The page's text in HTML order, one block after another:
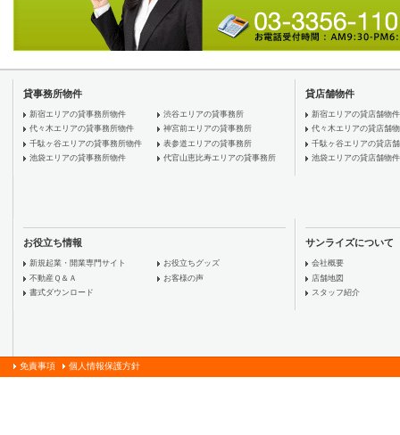
貸事務所物件
新宿エリアの貸事務所物件
代々木エリアの貸事務所物件
千駄ヶ谷エリアの貸事務所物件
池袋エリアの貸事務所物件
渋谷エリアの貸事務所
神宮前エリアの貸事務所
表参道エリアの貸事務所
代官山恵比寿エリアの貸事務所
貸店舗物件
新宿エリアの貸店舗物件
代々木エリアの貸店舗
千駄ヶ谷エリアの貸店
池袋エリアの貸店舗物件
お役立ち情報
新規起業・開業専門サイト
不動産Ｑ＆Ａ
書式ダウンロード
お役立ちグッズ
お客様の声
サンライズについて
会社概要
店舗地図
スタッフ紹介
免責事項 個人情報保護方針